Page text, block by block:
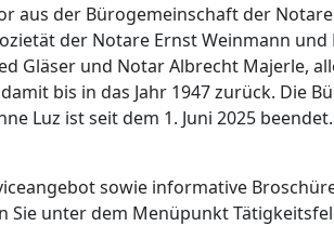
aus der Bürogemeinschaft der
der Notare Ernst Weinmann
Gläser und Notar Albrecht Majerle,
bis in das Jahr 1947 zurück. Die
Luz ist seit dem 1. Juni 2025
sowie informative
Sie unter dem Menüpunkt